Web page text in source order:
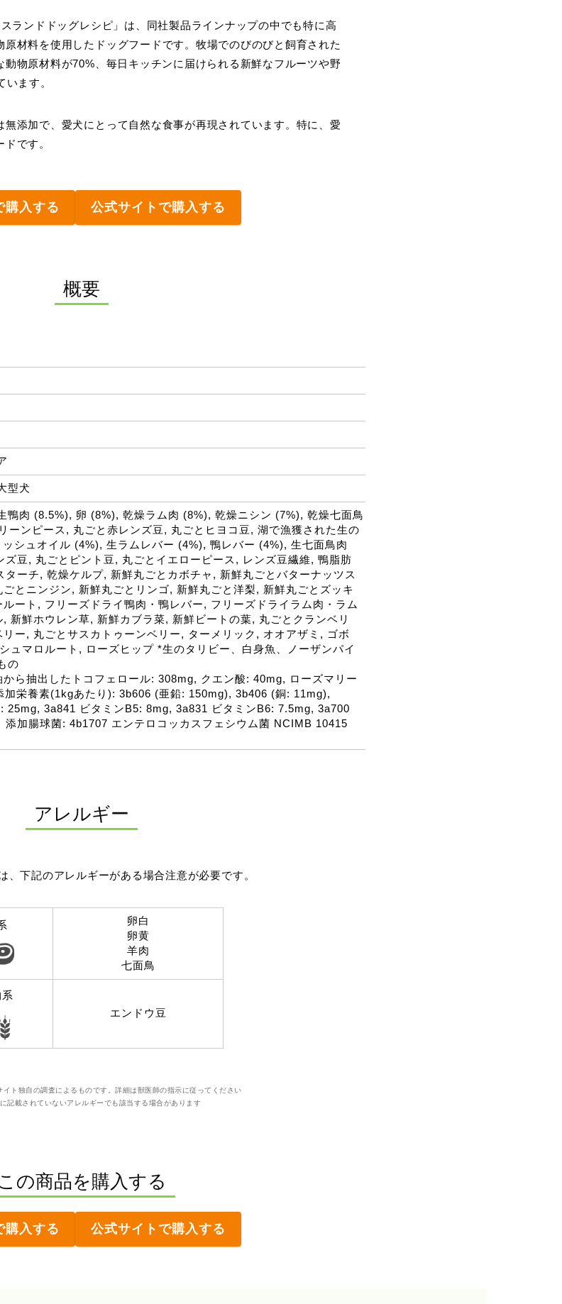
ランドドッグレシピ」は、同社製品ラインナップの中でも特に高
材料を使用したドッグフードです。牧場でのびのびと飼育された
物原材料が70%、毎日キッチンに届けられる新鮮なフルーツや野
ます。
無添加で、愛犬にとって自然な食事が再現されています。特に、愛
です。
入する 公式サイトで購入する
概要
型犬
鴨肉 (8.5%), 卵 (8%), 乾燥ラム肉 (8%), 乾燥ニシン (7%), 乾燥七面鳥
ーンピース, 丸ごと赤レンズ豆, 丸ごとヒヨコ豆, 湖で漁獲された生の
シュオイル (4%), 生ラムレバー (4%), 鴨レバー (4%), 生七面鳥肉
ズ豆, 丸ごとピント豆, 丸ごとイエローピース, レンズ豆繊維, 鴨脂肪
ターチ, 乾燥ケルプ, 新鮮丸ごとカボチャ, 新鮮丸ごとバターナッツス
とニンジン, 新鮮丸ごとリンゴ, 新鮮丸ごと洋梨, 新鮮丸ごとズッキ
ート, フリーズドライ鴨肉・鴨レバー, フリーズドライラム肉・ラム
新鮮ホウレン草, 新鮮カブラ菜, 新鮮ビートの葉, 丸ごとクランベリ
ー, 丸ごとサスカトゥーンベリー, ターメリック, オオアザミ, ゴボ
ュマロルート, ローズヒップ *生のタリビー、白身魚、ノーザンパイ
の
ら抽出したトコフェロール: 308mg, クエン酸: 40mg, ローズマリー
栄養素(1kgあたり): 3b606 (亜鉛: 150mg), 3b406 (銅: 11mg),
25mg, 3a841 ビタミンB5: 8mg, 3a831 ビタミンB6: 7.5mg, 3a700
加腸球菌: 4b1707 エンテロコッカスフェシウム菌 NCIMB 10415
アレルギー
、下記のアレルギーがある場合注意が必要です。
卵白
卵黄
羊肉
七面鳥
エンドウ豆
ト独自の調査によるものです。詳細は獣医師の指示に従ってください
記載されていないアレルギーでも該当する場合があります
この商品を購入する
入する 公式サイトで購入する